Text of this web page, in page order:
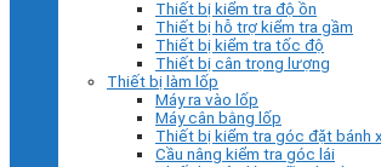
Thiết bị kiểm tra độ ồn
Thiết bị hỗ trợ kiểm tra gầm
Thiết bị kiểm tra tốc độ
Thiết bị cân trọng lượng
Thiết bị làm lốp
Máy ra vào lốp
Máy cân bằng lốp
Thiết bị kiểm tra góc đặt bánh
Cầu nâng kiểm tra góc lái